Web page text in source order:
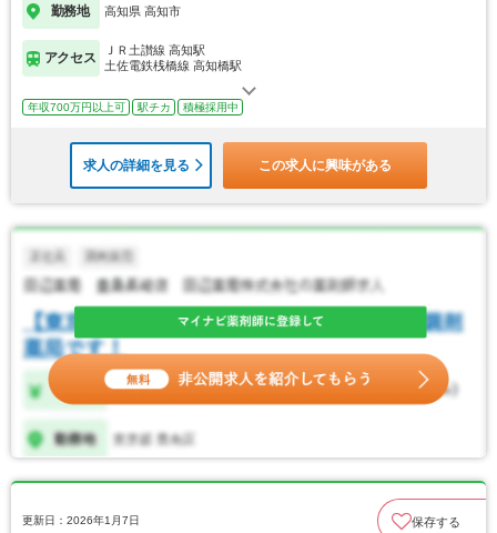
勤務地 高知県 高知市
アクセス
ＪＲ土讃線 高知駅
土佐電鉄桟橋線 高知橋駅
年収700万円以上可 駅チカ 積極採用中
求人の詳細を見る この求人に興味がある
更新日：2026年1月7日 保存する